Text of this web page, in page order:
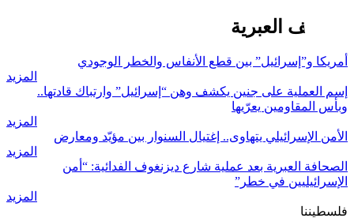
الصحف العبرية
أمريكا و”إسرائيل” بين قطع الأنفاس والخطر الوجودي
المزيد
إسم العملية على جنين يكشف وهن “إسرائيل” وارتباك قادتها..
وبأس المقاومين يعرّيها
المزيد
الأمن الإسرائيلي يتهاوى.. إغتيال السنوار بين مؤيّد ومعارض
المزيد
الصحافة العبرية بعد عملية شارع ديزنغوف الفدائية: “أمن
الإسرائيليين في خطر”
المزيد
فلسطيننا